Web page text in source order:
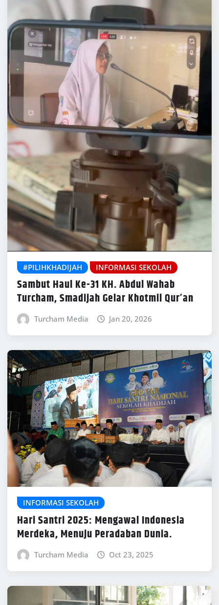
#PILIHKHADIJAH INFORMASI SEKOLAH
Sambut Haul Ke-31 KH. Abdul Wahab
Turcham, Smadijah Gelar Khotmil Qur’an
Turcham Media Jan 20, 2026
INFORMASI SEKOLAH
Hari Santri 2025: Mengawal Indonesia
Merdeka, Menuju Peradaban Dunia.
Turcham Media Oct 23, 2025